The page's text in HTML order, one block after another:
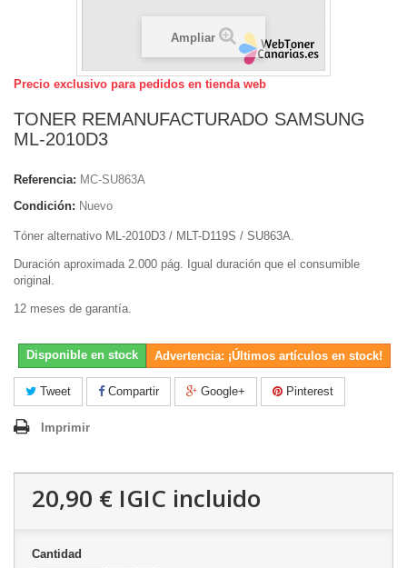
Ampliar
Precio exclusivo para pedidos en tienda web
TONER REMANUFACTURADO SAMSUNG
ML-2010D3
Referencia: MC-SU863A
Condición: Nuevo
Tóner alternativo ML-2010D3 / MLT-D119S / SU863A.
Duración aproximada 2.000 pág. Igual duración que el consumible
original.
12 meses de garantía.
Disponible en stock Advertencia: ¡Últimos artículos en stock!
Tweet Compartir Google+ Pinterest
Imprimir
20,90 € IGIC incluido
Cantidad